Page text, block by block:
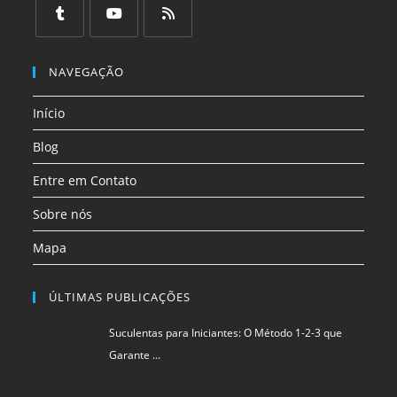
uma
aba
em
uma
aba
uma
em
nova
aba
em
aba
aba
NAVEGAÇÃO
Início
Blog
Entre em Contato
Sobre nós
Mapa
ÚLTIMAS PUBLICAÇÕES
Suculentas para Iniciantes: O Método 1-2-3 que
Garante …